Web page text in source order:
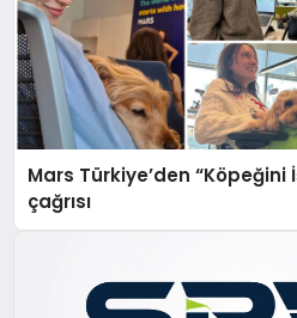
Mars Türkiye’den “Köpeğini
çağrısı